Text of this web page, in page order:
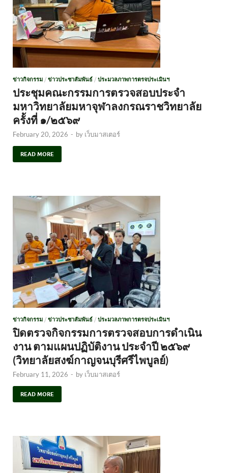
ข่าวกิจกรรม / ข่าวประชาสัมพันธ์ / ประมวลภาพการตรจประเมินฯ
ประชุมคณะกรรมการตรวจสอบประจำ
มหาวิทยาลัยมหาจุฬาลงกรณราชวิทยาลัย
ครั้งที่ ๑/๒๕๖๙
February 20, 2026 - by เว็บมาสเตอร์
READ MORE
ข่าวกิจกรรม / ข่าวประชาสัมพันธ์ / ประมวลภาพการตรจประเมินฯ
ปิดตรวจกิจกรรมการตรวจสอบการดำเนิน
งาน ตามแผนปฏิบัติงาน ประจำปี ๒๕๖๙
(วิทยาลัยสงฆ์กาญจนบุรีศรีไพบูลย์)
February 11, 2026 - by เว็บมาสเตอร์
READ MORE